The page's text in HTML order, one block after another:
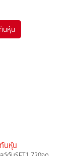
นหุ้น
นหุ้น